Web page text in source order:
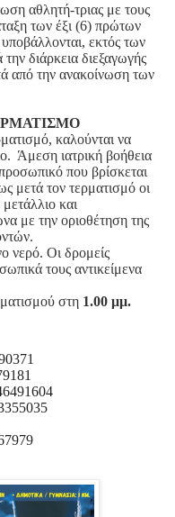
αθλητή-τριας με τους
των έξι (6) πρώτων
εκτός των
διάρκεια διεξαγωγής
από την ανακοίνωση των
καλούνται να
Άμεση ιατρική βοήθεια
που βρίσκεται
μετά τον τερματισμό οι
και
με την οριοθέτηση της
νερό. Οι δρομείς
τους αντικείμενα
στη 1.00 μμ.